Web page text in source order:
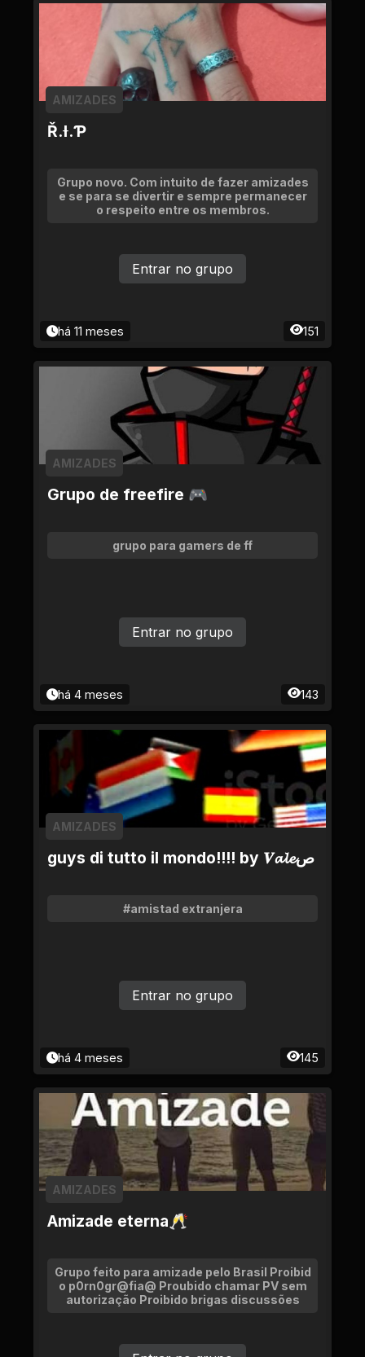
Ř.Ɨ.Ƥ
AMIZADES
Grupo novo. Com intuito de fazer amizades
e se para se divertir e sempre permanecer
o respeito entre os membros.
há 11 meses 151
Entrar no grupo
Grupo de freefire 🎮
AMIZADES
grupo para gamers de ff
há 4 meses 143
Entrar no grupo
guys di tutto il mondo!!!! by 𝑽𝓪𝓵𝓮ص
AMIZADES
#amistad extranjera
há 4 meses 145
Entrar no grupo
Amizade eterna🥂
AMIZADES
Grupo feito para amizade pelo Brasil Proibid
o p0rn0gr@fia@ Proubido chamar PV sem
autorização Proibido brigas discussões